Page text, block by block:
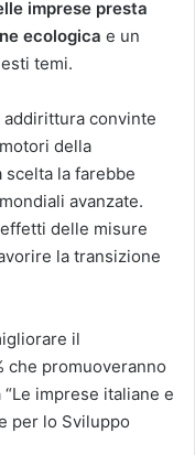
imprese presta
ecologica e un
temi.
addirittura convinte
della
la farebbe
avanzate.
delle misure
la transizione
il
che promuoveranno
imprese italiane e
per lo Sviluppo